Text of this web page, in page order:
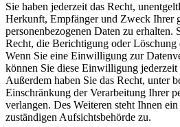
Sie haben jederzeit das Recht,
Herkunft, Empfänger und Zweck Ihrer
personenbezogenen Daten zu erhalten.
Recht, die Berichtigung oder Löschung
Wenn Sie eine Einwilligung zur
können Sie diese Einwilligung
Außerdem haben Sie das Recht, unter
Einschränkung der Verarbeitung Ihrer
verlangen. Des Weiteren steht Ihnen
zuständigen Aufsichtsbehörde zu.